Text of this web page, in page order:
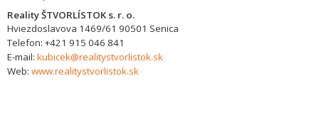
Reality ŠTVORLÍSTOK s. r. o.
Hviezdoslavova 1469/61 90501 Senica
Telefon: +421 915 046 841
E-mail: kubicek@realitystvorlistok.sk
Web: www.realitystvorlistok.sk